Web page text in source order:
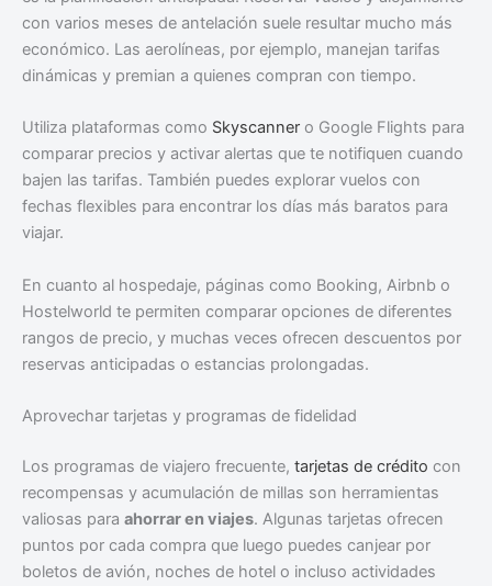
con varios meses de antelación suele resultar mucho más
económico. Las aerolíneas, por ejemplo, manejan tarifas
dinámicas y premian a quienes compran con tiempo.
Utiliza plataformas como Skyscanner o Google Flights para
comparar precios y activar alertas que te notifiquen cuando
bajen las tarifas. También puedes explorar vuelos con
fechas flexibles para encontrar los días más baratos para
viajar.
En cuanto al hospedaje, páginas como Booking, Airbnb o
Hostelworld te permiten comparar opciones de diferentes
rangos de precio, y muchas veces ofrecen descuentos por
reservas anticipadas o estancias prolongadas.
Aprovechar tarjetas y programas de fidelidad
Los programas de viajero frecuente, tarjetas de crédito con
recompensas y acumulación de millas son herramientas
valiosas para ahorrar en viajes. Algunas tarjetas ofrecen
puntos por cada compra que luego puedes canjear por
boletos de avión, noches de hotel o incluso actividades